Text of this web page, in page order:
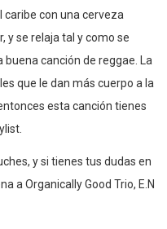
con una cerveza
y se relaja tal y como se
canción de reggae. La
que le dan más cuerpo a la
esta canción tienes
y si tienes tus dudas en
a Organically Good Trio, E.N